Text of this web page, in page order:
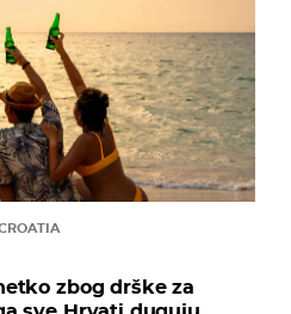
zbog drške za